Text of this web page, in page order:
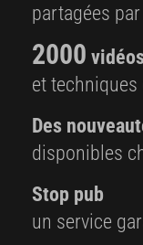
partagées
2000
et
Des
disponibles
Stop pub
un service